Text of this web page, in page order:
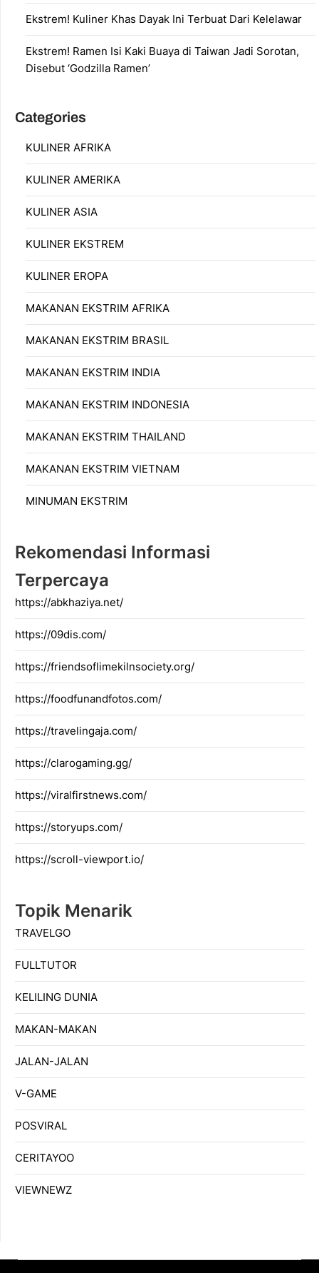
Ekstrem! Kuliner Khas Dayak Ini Terbuat Dari Kelelawar
Ekstrem! Ramen Isi Kaki Buaya di Taiwan Jadi Sorotan,
Disebut ‘Godzilla Ramen’
Categories
KULINER AFRIKA
KULINER AMERIKA
KULINER ASIA
KULINER EKSTREM
KULINER EROPA
MAKANAN EKSTRIM AFRIKA
MAKANAN EKSTRIM BRASIL
MAKANAN EKSTRIM INDIA
MAKANAN EKSTRIM INDONESIA
MAKANAN EKSTRIM THAILAND
MAKANAN EKSTRIM VIETNAM
MINUMAN EKSTRIM
Rekomendasi Informasi
Terpercaya
https://abkhaziya.net/
https://09dis.com/
https://friendsoflimekilnsociety.org/
https://foodfunandfotos.com/
https://travelingaja.com/
https://clarogaming.gg/
https://viralfirstnews.com/
https://storyups.com/
https://scroll-viewport.io/
Topik Menarik
TRAVELGO
FULLTUTOR
KELILING DUNIA
MAKAN-MAKAN
JALAN-JALAN
V-GAME
POSVIRAL
CERITAYOO
VIEWNEWZ